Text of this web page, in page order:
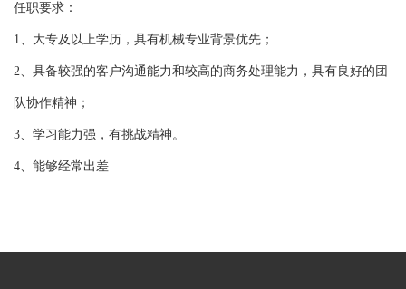
任职要求：
1、大专及以上学历，具有机械专业背景优先；
2、具备较强的客户沟通能力和较高的商务处理能力，具有良好的团
队协作精神；
3、学习能力强，有挑战精神。
4、能够经常出差